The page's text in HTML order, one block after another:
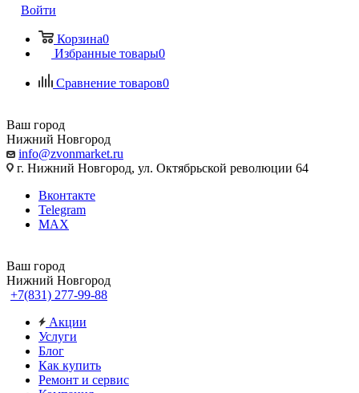
Войти
Корзина0
Избранные товары0
Сравнение товаров0
Ваш город
Нижний Новгород
info@zvonmarket.ru
г. Нижний Новгород, ул. Октябрьской революции 64
Вконтакте
Telegram
MAX
Ваш город
Нижний Новгород
+7(831) 277-99-88
Акции
Услуги
Блог
Как купить
Ремонт и сервис